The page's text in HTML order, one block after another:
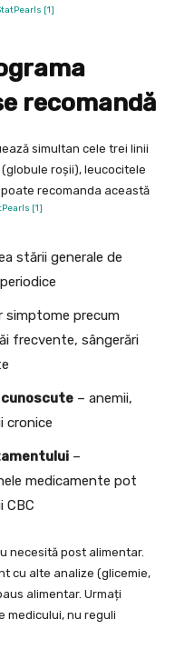
[1]
recomandă
simultan cele trei linii
roșii), leucocitele
recomanda această
[1]
stării generale de
simptome precum
frecvente, sângerări
– anemii,
cronice
–
medicamente pot
CBC
necesită post alimentar.
cu alte analize (glicemie,
alimentar. Urmați
medicului, nu reguli